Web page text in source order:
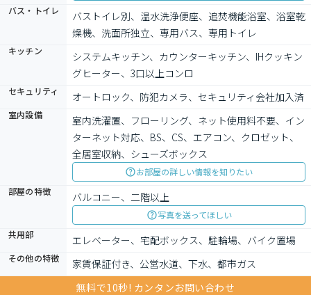
バス・トイレ
バストイレ別、温水洗浄便座、追焚機能浴室、浴室乾
燥機、洗面所独立、専用バス、専用トイレ
キッチン
システムキッチン、カウンターキッチン、IHクッキン
グヒーター、3口以上コンロ
セキュリティ オートロック、防犯カメラ、セキュリティ会社加入済
室内設備
室内洗濯置、フローリング、ネット使用料不要、イン
ターネット対応、BS、CS、エアコン、クロゼット、
全居室収納、シューズボックス
お部屋の詳しい情報を知りたい
部屋の特徴
バルコニー、二階以上
写真を送ってほしい
共用部
エレベーター、宅配ボックス、駐輪場、バイク置場
その他の特徴
家賃保証付き、公営水道、下水、都市ガス
無料で10秒! カンタンお問い合わせ